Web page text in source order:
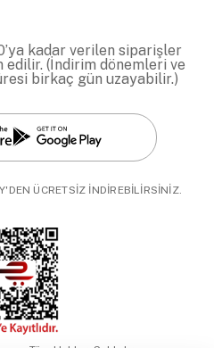
kadar verilen siparişler
edilir. (İndirim dönemleri ve
birkaç gün uzayabilir.)
ÜCRETSİZ İNDİREBİLİRSİNİZ.